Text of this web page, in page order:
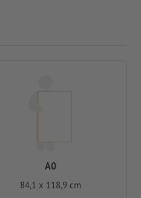
A0
84,1 x 118,9 cm